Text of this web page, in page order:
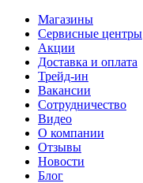
Магазины
Сервисные центры
Акции
Доставка и оплата
Трейд-ин
Вакансии
Сотрудничество
Видео
О компании
Отзывы
Новости
Блог